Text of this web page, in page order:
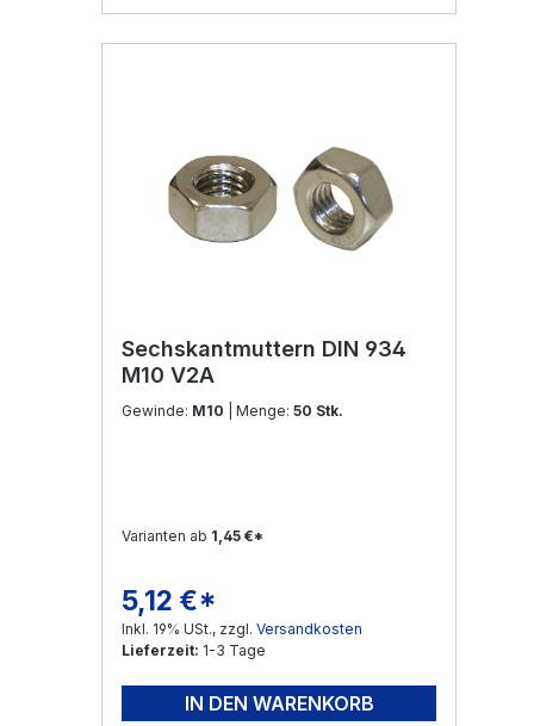
Sechskantmuttern DIN 934
M10 V2A
Gewinde: M10 | Menge: 50 Stk.
Varianten ab 1,45 €*
Regulärer Preis:
5,12 €*
Inkl. 19% USt., zzgl. Versandkosten
Lieferzeit: 1-3 Tage
IN DEN WARENKORB